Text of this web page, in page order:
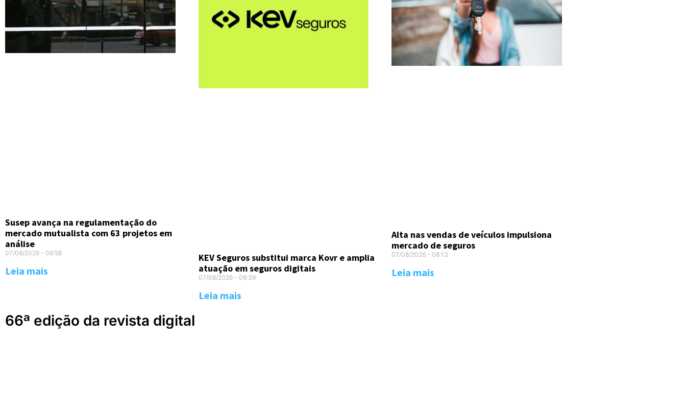
Susep avança na regulamentação do
mercado mutualista com 63 projetos em
análise
07/08/2026 08:58
Leia mais
KEV Seguros substitui marca Kovr e amplia
atuação em seguros digitais
07/08/2026 08:39
Leia mais
Alta nas vendas de veículos impulsiona
mercado de seguros
07/08/2026 08:13
Leia mais
66ª edição da revista digital